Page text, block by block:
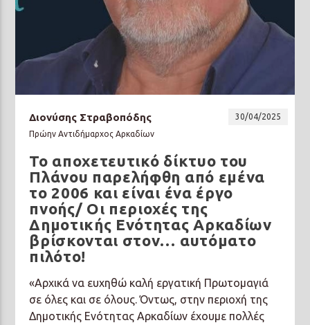
Διονύσης Στραβοπόδης
30/04/2025
Πρώην Αντιδήμαρχος Αρκαδίων
Το αποχετευτικό δίκτυο του
Πλάνου παρελήφθη από εμένα
το 2006 και είναι ένα έργο
πνοής/ Οι περιοχές της
Δημοτικής Ενότητας Αρκαδίων
βρίσκονται στον… αυτόματο
πιλότο!
«Αρχικά να ευχηθώ καλή εργατική Πρωτομαγιά
σε όλες και σε όλους. Όντως, στην περιοχή της
Δημοτικής Ενότητας Αρκαδίων έχουμε πολλές